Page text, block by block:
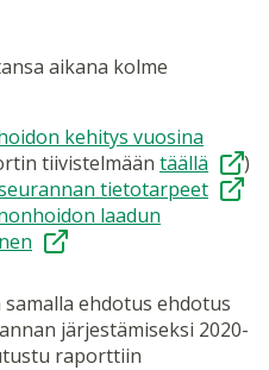
aikana kolme
kehitys vuosina
tiivistelmään täällä
)
tietotarpeet
laadun
ehdotus ehdotus
järjestämiseksi 2020-
raporttiin